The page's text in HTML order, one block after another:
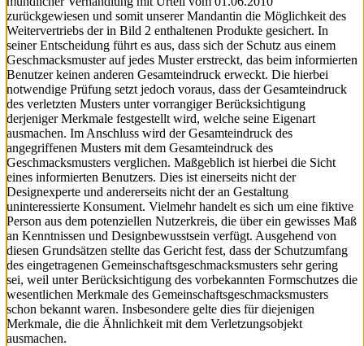
zurückgewiesen und somit unserer Mandantin die Möglichkeit des
Weitervertriebs der in Bild 2 enthaltenen Produkte gesichert. In
seiner Entscheidung führt es aus, dass sich der Schutz aus einem
Geschmacksmuster auf jedes Muster erstreckt, das beim informierten
Benutzer keinen anderen Gesamteindruck erweckt. Die hierbei
notwendige Prüfung setzt jedoch voraus, dass der Gesamteindruck
des verletzten Musters unter vorrangiger Berücksichtigung
derjeniger Merkmale festgestellt wird, welche seine Eigenart
ausmachen. Im Anschluss wird der Gesamteindruck des
angegriffenen Musters mit dem Gesamteindruck des
Geschmacksmusters verglichen. Maßgeblich ist hierbei die Sicht
eines informierten Benutzers. Dies ist einerseits nicht der
Designexperte und andererseits nicht der an Gestaltung
uninteressierte Konsument. Vielmehr handelt es sich um eine fiktive
Person aus dem potenziellen Nutzerkreis, die über ein gewisses Maß
an Kenntnissen und Designbewusstsein verfügt. Ausgehend von
diesen Grundsätzen stellte das Gericht fest, dass der Schutzumfang
des eingetragenen Gemeinschaftsgeschmacksmusters sehr gering
sei, weil unter Berücksichtigung des vorbekannten Formschutzes die
wesentlichen Merkmale des Gemeinschaftsgeschmacksmusters
schon bekannt waren. Insbesondere gelte dies für diejenigen
Merkmale, die die Ähnlichkeit mit dem Verletzungsobjekt
ausmachen.